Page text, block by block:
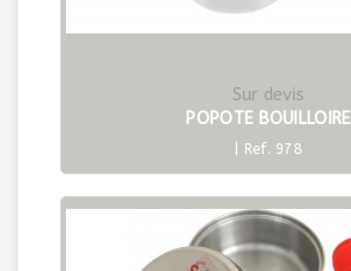
Sur devis
POPOTE BOUILLOIRE
| Ref. 978